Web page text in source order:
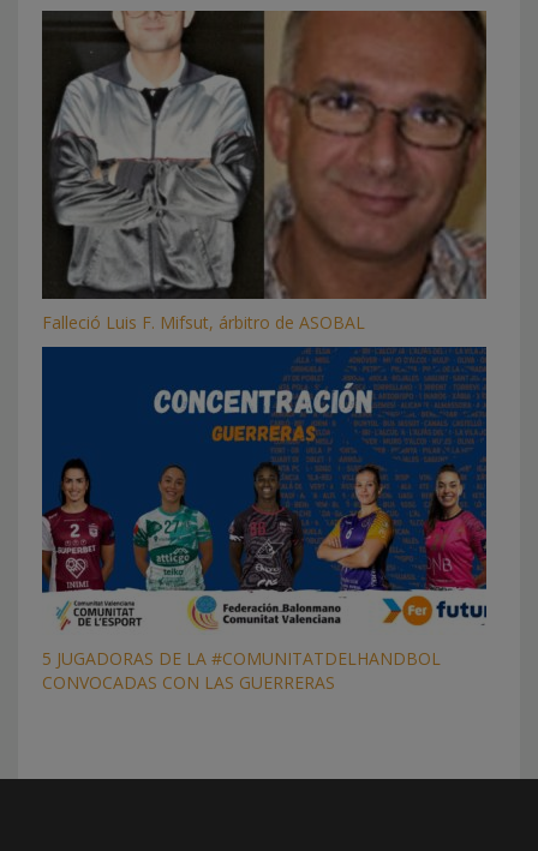
Falleció Luis F. Mifsut, árbitro de ASOBAL
5 JUGADORAS DE LA #COMUNITATDELHANDBOL
CONVOCADAS CON LAS GUERRERAS